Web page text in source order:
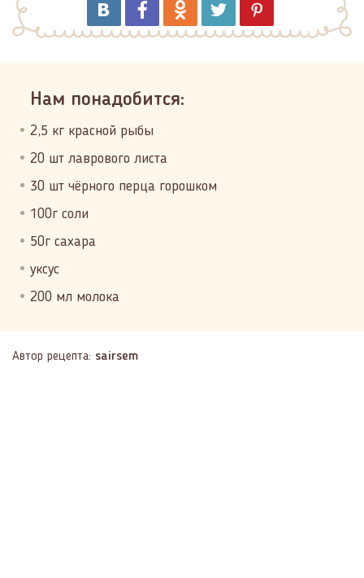
Нам понадобится:
2,5 кг красной рыбы
20 шт лаврового листа
30 шт чёрного перца горошком
100г соли
50г сахара
уксус
200 мл молока
Автор рецепта: sairsem